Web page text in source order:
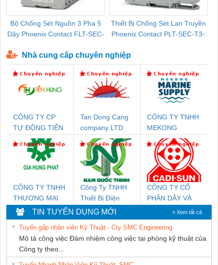
Bộ Chống Sét Nguồn 3 Pha 5
Dây Phoenix Contact FLT-SEC-
Thiết Bị Chống Sét Lan Truyền
Phoenix Contact PLT-SEC-T3-
Nhà cung cấp chuyên nghiệp
CÔNG TY CP
TỰ ĐỘNG TIẾN
HƯNG
Tan Dong Cang
company LTD
CÔNG TY TNHH
MEKONG
MARINE
SUPPLY
CÔNG TY TNHH
THƯƠNG MẠI
DỊCH VỤ KỸ
THUẬT ĐIỆN CƠ
GIA HƯNG PHÁT
Công Ty TNHH
Thiết Bị Điện
Nam Quốc Thịnh
CÔNG TY CỔ
PHẦN DÂY VÀ
CÁP ĐIỆN
THƯỢNG ĐÌNH
TIN TUYỂN DỤNG MỚI » Xem tất cả
Tuyển gấp nhân viên Kỹ Thuật - Cty SMC Engineering
Mô tả công việc Đảm nhiệm công việc tại phòng kỹ thuật của
Công ty theo...